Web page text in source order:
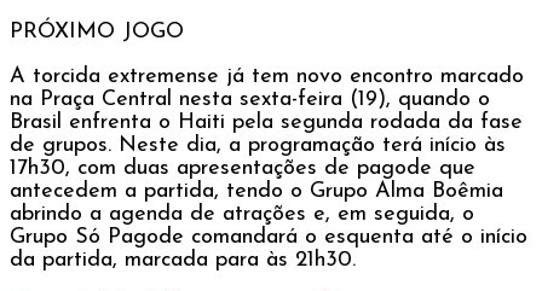
PRÓXIMO JOGO
A torcida extremense já tem novo encontro marcado
na Praça Central nesta sexta-feira (19), quando o
Brasil enfrenta o Haiti pela segunda rodada da fase
de grupos. Neste dia, a programação terá início às
17h30, com duas apresentações de pagode que
antecedem a partida, tendo o Grupo Alma Boêmia
abrindo a agenda de atrações e, em seguida, o
Grupo Só Pagode comandará o esquenta até o início
da partida, marcada para às 21h30.